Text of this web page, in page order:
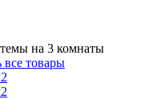
на 3 комнаты
все товары